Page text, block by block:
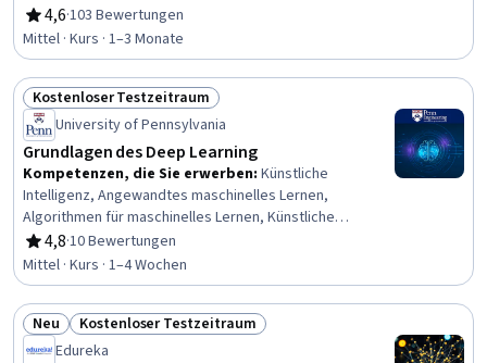
Modells, Klassifizierungsalgorithmen, Künstliche
neuronale Netze, Tiefes Lernen, Statistische Methoden,
Bildanalyse, Logistische Regression, Lernen übertragen,
PyTorch (Bibliothek für maschinelles Lernen),
Maschinelles Lernen, Computer Vision, Modell
Ausbildung, Modell-Optimierung, Überwachtes Lernen,
Faltungsneuronale Netze
4,6
Bewertung, 4,6 von 5 Sternen
·103 Bewertungen
Mittel · Kurs · 1–3 Monate
Status: Kostenloser Testzeitraum
Kostenloser Testzeitraum
University of Pennsylvania
Grundlagen des Deep Learning
Kompetenzen, die Sie erwerben: Künstliche
Intelligenz, Angewandtes maschinelles Lernen,
Algorithmen für maschinelles Lernen, Künstliche
neuronale Netze, Tiefes Lernen, Vorverarbeitung von
Daten, PyTorch (Bibliothek für maschinelles Lernen),
Maschinelles Lernen, Modell Ausbildung, Modell-
Optimierung
4,8
Bewertung, 4,8 von 5 Sternen
·10 Bewertungen
Mittel · Kurs · 1–4 Wochen
Status: Neu
Neu Status: Kostenloser Testzeitraum
Kostenloser Testzeitraum
Edureka